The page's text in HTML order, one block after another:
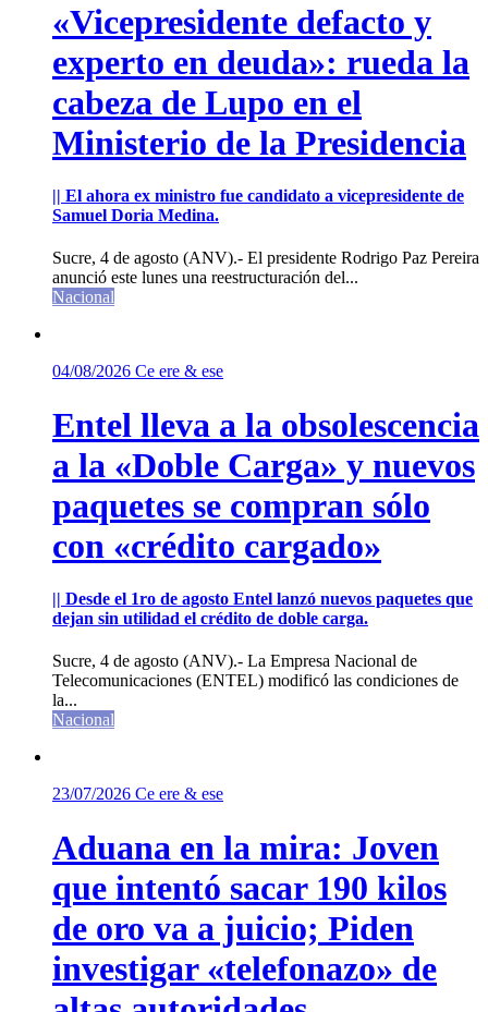
«Vicepresidente defacto y
experto en deuda»: rueda la
cabeza de Lupo en el
Ministerio de la Presidencia
|| El ahora ex ministro fue candidato a vicepresidente de
Samuel Doria Medina.
Sucre, 4 de agosto (ANV).- El presidente Rodrigo Paz Pereira
anunció este lunes una reestructuración del...
Nacional
04/08/2026 Ce ere & ese
Entel lleva a la obsolescencia
a la «Doble Carga» y nuevos
paquetes se compran sólo
con «crédito cargado»
|| Desde el 1ro de agosto Entel lanzó nuevos paquetes que
dejan sin utilidad el crédito de doble carga.
Sucre, 4 de agosto (ANV).- La Empresa Nacional de
Telecomunicaciones (ENTEL) modificó las condiciones de
la...
Nacional
23/07/2026 Ce ere & ese
Aduana en la mira: Joven
que intentó sacar 190 kilos
de oro va a juicio; Piden
investigar «telefonazo» de